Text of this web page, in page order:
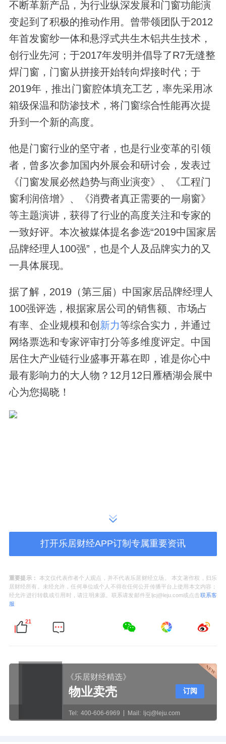
不断革新产品，为行业纵深发展和门窗功能演
变起到了积极的推动作用。曾带领团队于2012
年首发窗纱一体和悬浮式共生木铝共生技术，
创行业先河；于2017年发明并倡导了R7无缝整
焊门窗，门窗从拼接开始转向焊接时代；于
2019年，推出门窗腔体填充工艺，率先采用冰
箱级保温和防渗技术，将门窗综合性能再次提
升到一个新的高度。
他是门窗行业的坚守者，也是行业变革的引领
者，曾多次参加国内外展会和研讨会，发表过
《门窗发展必然趋势与商业演变》、《工程门
窗利润倍增》、《消费者真正需要的一扇窗》
等主题演讲，获得了行业的高度关注和专家的
一致好评。本次被媒体提名参选“2019中国家居
品牌经理人100强”，也是个人及品牌实力的又
一具体展现。
据了解，2019（第三届）中国家居品牌经理人
100强评选，根据家居公司的销售额、市场占
有率、企业规模和创 新力等综合实力，并通过
网络票选和专家评审打分等多维度评定。中国
居住大产业链行业盛事开幕在即，谁是你心中
最有影响力的大人物？12月12日雁栖湖会展中
心为您揭晓！
打开乐居财经APP订制专属重要资讯
重要提示：
本文仅代表作者个人观点，并不代表乐居财经立场。 本文著作权，归乐
居财经所有。未经允许，任何单位或个人不得在任何公开传播平台上使用本文内容；
经允许进行转载或引用时，请注明来源。联系请发邮件至ljcj@leju.com或点击联系客
服
21
《乐居财经精选》
物业卖壳
Tel: 400-606-6969 Mail: ljcj@leju.com
订阅